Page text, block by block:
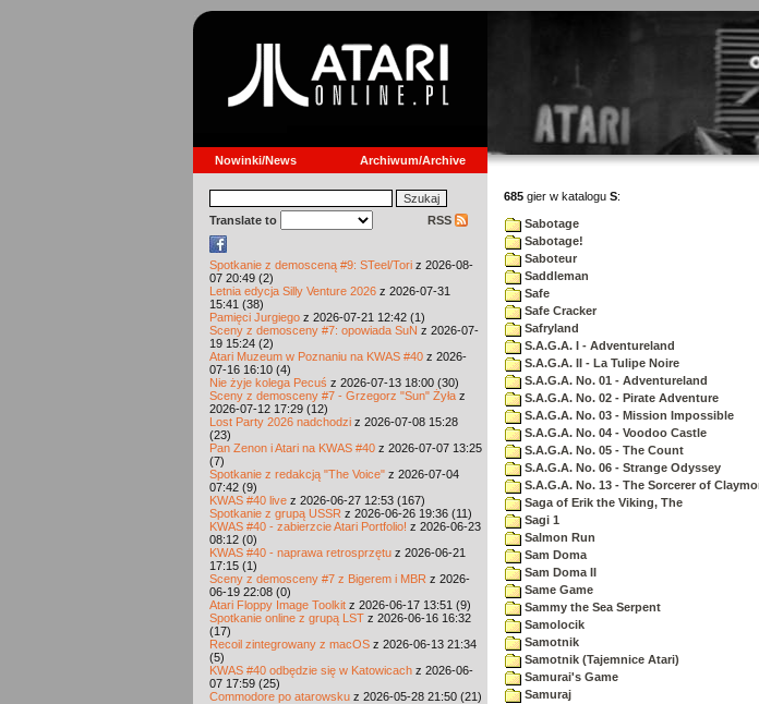
Nowinki/News Archiwum/Archive
Translate to RSS
Spotkanie z demosceną #9: STeel/Tori z 2026-08-
07 20:49 (2)
Letnia edycja Silly Venture 2026 z 2026-07-31
15:41 (38)
Pamięci Jurgiego z 2026-07-21 12:42 (1)
Sceny z demosceny #7: opowiada SuN z 2026-07-
19 15:24 (2)
Atari Muzeum w Poznaniu na KWAS #40 z 2026-
07-16 16:10 (4)
Nie żyje kolega Pecuś z 2026-07-13 18:00 (30)
Sceny z demosceny #7 - Grzegorz "Sun" Żyła z
2026-07-12 17:29 (12)
Lost Party 2026 nadchodzi z 2026-07-08 15:28
(23)
Pan Zenon i Atari na KWAS #40 z 2026-07-07 13:25
(7)
Spotkanie z redakcją "The Voice" z 2026-07-04
07:42 (9)
KWAS #40 live z 2026-06-27 12:53 (167)
Spotkanie z grupą USSR z 2026-06-26 19:36 (11)
KWAS #40 - zabierzcie Atari Portfolio! z 2026-06-23
08:12 (0)
KWAS #40 - naprawa retrosprzętu z 2026-06-21
17:15 (1)
Sceny z demosceny #7 z Bigerem i MBR z 2026-
06-19 22:08 (0)
Atari Floppy Image Toolkit z 2026-06-17 13:51 (9)
Spotkanie online z grupą LST z 2026-06-16 16:32
(17)
Recoil zintegrowany z macOS z 2026-06-13 21:34
(5)
KWAS #40 odbędzie się w Katowicach z 2026-06-
07 17:59 (25)
Commodore po atarowsku z 2026-05-28 21:50 (21)
685 gier w katalogu S:
Sabotage
Sabotage!
Saboteur
Saddleman
Safe
Safe Cracker
Safryland
S.A.G.A. I - Adventureland
S.A.G.A. II - La Tulipe Noire
S.A.G.A. No. 01 - Adventureland
S.A.G.A. No. 02 - Pirate Adventure
S.A.G.A. No. 03 - Mission Impossible
S.A.G.A. No. 04 - Voodoo Castle
S.A.G.A. No. 05 - The Count
S.A.G.A. No. 06 - Strange Odyssey
S.A.G.A. No. 13 - The Sorcerer of
Saga of Erik the Viking, The
Sagi 1
Salmon Run
Sam Doma
Sam Doma II
Same Game
Sammy the Sea Serpent
Samolocik
Samotnik
Samotnik (Tajemnice Atari)
Samurai's Game
Samuraj